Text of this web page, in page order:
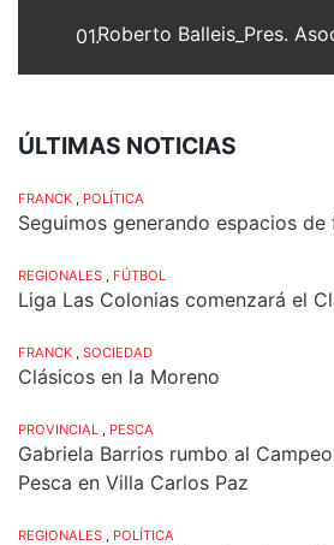
01.
ÚLTIMAS NOTICIAS
FRANCK POLÍTICA
Seguimos generando espacios
REGIONALES FÚTBOL
Liga Las Colonias comenzará el
FRANCK SOCIEDAD
Clásicos en la Moreno
PROVINCIAL PESCA
Gabriela Barrios rumbo al
Pesca en Villa Carlos Paz
REGIONALES POLÍTICA